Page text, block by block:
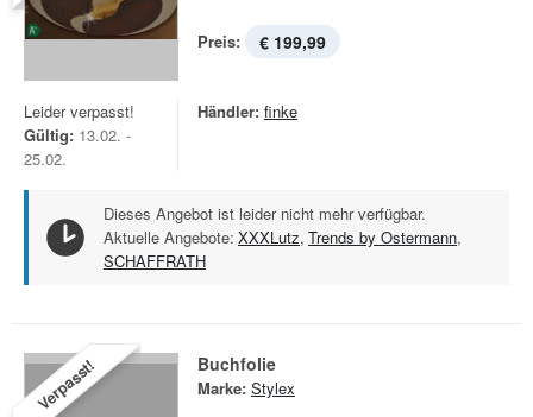
Preis: € 199,99
Leider verpasst!
Gültig: 13.02. -
25.02.
Händler: finke
Dieses Angebot ist leider nicht mehr verfügbar.
Aktuelle Angebote: XXXLutz, Trends by Ostermann,
SCHAFFRATH
Verpasst! Buchfolie
Marke: Stylex